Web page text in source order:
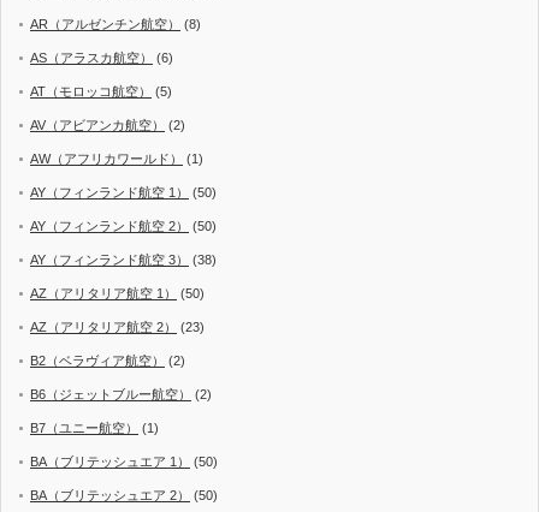
AR（アルゼンチン航空） (8)
AS（アラスカ航空） (6)
AT（モロッコ航空） (5)
AV（アビアンカ航空） (2)
AW（アフリカワールド） (1)
AY（フィンランド航空 1） (50)
AY（フィンランド航空 2） (50)
AY（フィンランド航空 3） (38)
AZ（アリタリア航空 1） (50)
AZ（アリタリア航空 2） (23)
B2（ベラヴィア航空） (2)
B6（ジェットブルー航空） (2)
B7（ユニー航空） (1)
BA（ブリテッシュエア 1） (50)
BA（ブリテッシュエア 2） (50)